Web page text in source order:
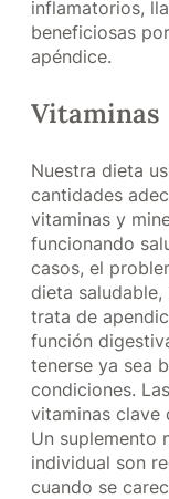
inflamatorios,
beneficiosas
apéndice.
Vitaminas
Nuestra dieta
cantidades
vitaminas y
funcionando
casos, el
dieta
trata de
función
tenerse ya sea
condiciones.
vitaminas clave
Un suplemento
individual son
cuando se